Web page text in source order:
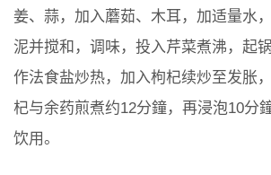
姜、蒜，加入蘑茹、木耳，加适量水
泥并搅和，调味，投入芹菜煮沸，起
作法食盐炒热，加入枸杞续炒至发胀
杞与余药煎煮约12分鐘，再浸泡10分
饮用。